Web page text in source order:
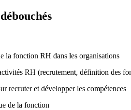
la fonction RH dans les organisations
RH (recrutement, définition des
recruter et développer les compétences
de la fonction